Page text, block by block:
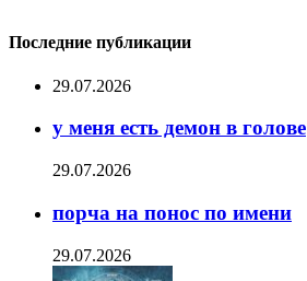
Последние публикации
29.07.2026
у меня есть демон в голове
29.07.2026
порча на понос по имени
29.07.2026